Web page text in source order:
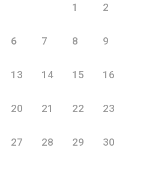
1 2
6 7 8 9
13 14 15 16
20 21 22 23
27 28 29 30